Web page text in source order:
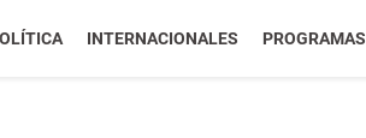
INTERNACIONALES PROGRAMAS